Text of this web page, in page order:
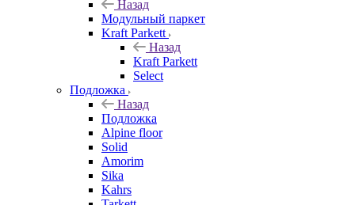
Назад
Модульный паркет
Kraft Parkett
Назад
Kraft Parkett
Select
Подложка
Назад
Подложка
Alpine floor
Solid
Amorim
Sika
Kahrs